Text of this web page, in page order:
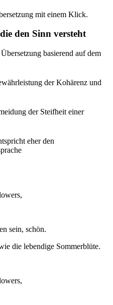
mit einem Klick.
den Sinn versteht
basierend auf dem
der Kohärenz und
der Steifheit einer
eher den
sein, schön.
die lebendige Sommerblüte.